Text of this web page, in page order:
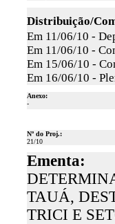
Distribuição/
Em 11/06/10 -
Em 11/06/10 -
Em 15/06/10 -
Em 16/06/10 -
Anexo:
-
Nº do Proj.:
21/10
Ementa:
TAUÁ,
TRICI E